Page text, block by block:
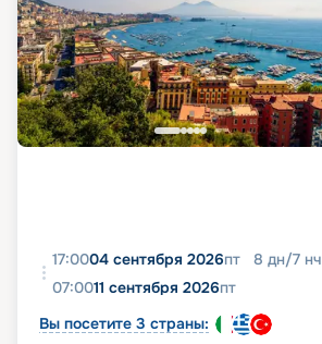
17:0004 сентября 2026пт 8 дн/7 нч
07:0011 сентября 2026пт
Вы посетите 3 страны: